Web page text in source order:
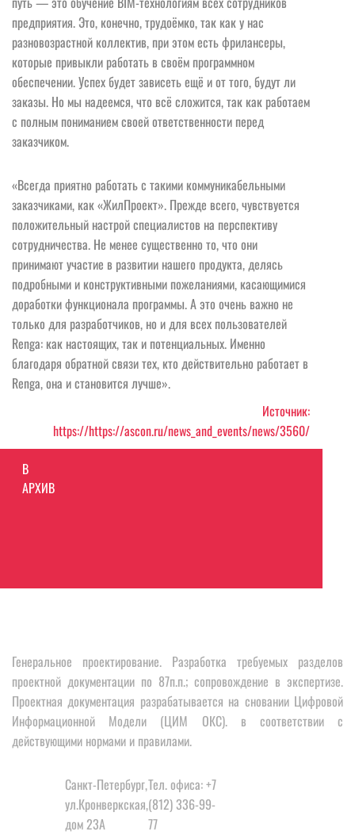
предприятия. Это, конечно, трудоёмко, так как у нас
разновозрастной коллектив, при этом есть фрилансеры,
которые привыкли работать в своём программном
обеспечении. Успех будет зависеть ещё и от того, будут ли
заказы. Но мы надеемся, что всё сложится, так как работаем
с полным пониманием своей ответственности перед
заказчиком.
«Всегда приятно работать с такими коммуникабельными
заказчиками, как «ЖилПроект». Прежде всего, чувствуется
положительный настрой специалистов на перспективу
сотрудничества. Не менее существенно то, что они
принимают участие в развитии нашего продукта, делясь
подробными и конструктивными пожеланиями, касающимися
доработки функционала программы. А это очень важно не
только для разработчиков, но и для всех пользователей
Renga: как настоящих, так и потенциальных. Именно
благодаря обратной связи тех, кто действительно работает в
Renga, она и становится лучше».
Источник:
https://https://ascon.ru/news_and_events/news/3560/
В
АРХИВ
Генеральное проектирование. Разработка требуемых разделов
проектной документации по 87п.п.; сопровождение в экспертизе.
Проектная документация разрабатывается на сновании Цифровой
Информационной Модели (ЦИМ ОКС). в соответствии с
действующими нормами и правилами.
Санкт-Петербург,
ул.Кронверкская,
дом 23А
Тел. офиса: +7
(812) 336-99-
77